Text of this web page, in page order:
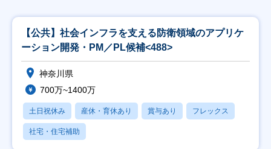
【公共】社会インフラを支える防衛領域のアプリケ
ーション開発・PM／PL候補<488>
神奈川県
700万~1400万
土日祝休み 産休・育休あり 賞与あり フレックス
社宅・住宅補助